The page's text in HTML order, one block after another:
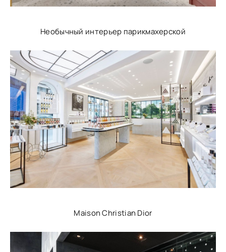
Необычный интерьер парикмахерской
Maison Christian Dior